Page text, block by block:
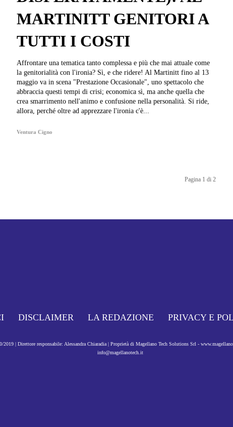
MARTINITT GENITORI A
TUTTI I COSTI
Affrontare una tematica tanto complessa e più che mai attuale come
la genitorialità con l'ironia? Sì, e che ridere! Al Martinitt fino al 13
maggio va in scena "Prestazione Occasionale", uno spettacolo che
abbraccia questi tempi di crisi; economica sì, ma anche quella che
crea smarrimento nell'animo e confusione nella personalità. Si ride,
allora, perché oltre ad apprezzare l'ironia c'è...
Ventura Cigno
Pagina 1 di 2
DISCLAIMER LA REDAZIONE PRIVACY E
| Direttore responsabile: Alessandra Chiaradia | Proprietà di Magellano Tech Solutions Srl -
info@magellanotech.it